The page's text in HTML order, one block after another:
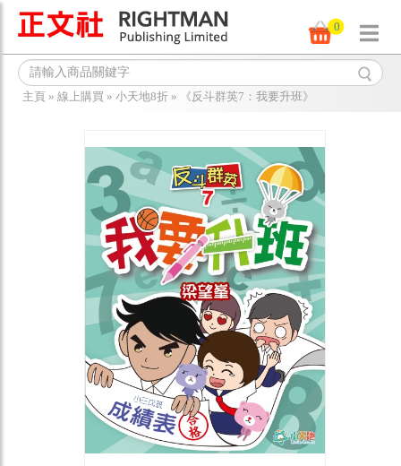
0
主頁 » 線上購買 » 小天地8折 » 《反斗群英7：我要升班》